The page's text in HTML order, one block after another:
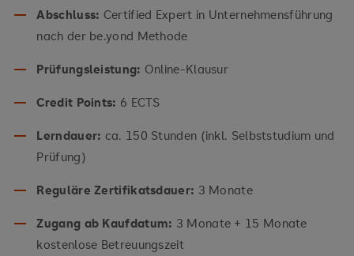
Abschluss: Certified Expert in Unternehmensführung
nach der be.yond Methode
Prüfungsleistung: Online-Klausur
Credit Points: 6 ECTS
Lerndauer: ca. 150 Stunden (inkl. Selbststudium und
Prüfung)
Reguläre Zertifikatsdauer: 3 Monate
Zugang ab Kaufdatum: 3 Monate + 15 Monate
kostenlose Betreuungszeit